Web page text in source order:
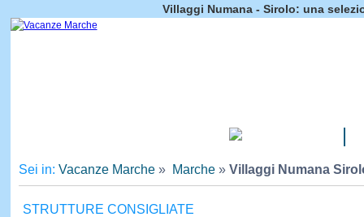
Villaggi Numana - Sirolo: una
Sei in: Vacanze Marche» Marche» Villaggi Numana
STRUTTURE CONSIGLIATE